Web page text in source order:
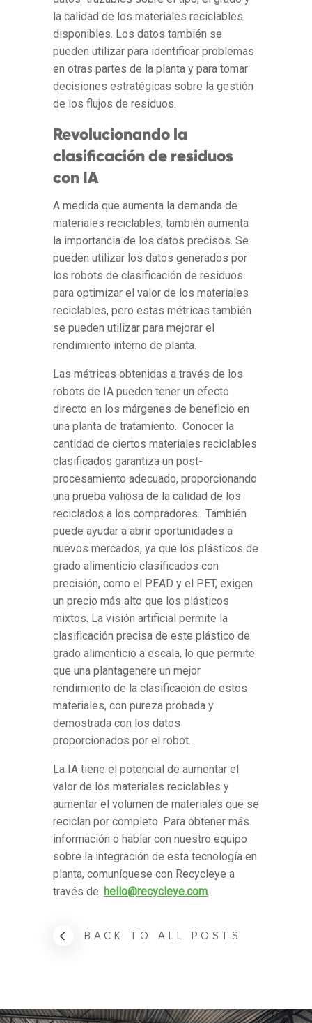
la calidad de los materiales reciclables
disponibles. Los datos también se
pueden utilizar para identificar problemas
en otras partes de la planta y para tomar
decisiones estratégicas sobre la gestión
de los flujos de residuos.
Revolucionando la
clasificación de residuos
con IA
A medida que aumenta la demanda de
materiales reciclables, también aumenta
la importancia de los datos precisos. Se
pueden utilizar los datos generados por
los robots de clasificación de residuos
para optimizar el valor de los materiales
reciclables, pero estas métricas también
se pueden utilizar para mejorar el
rendimiento interno de planta.
Las métricas obtenidas a través de los
robots de IA pueden tener un efecto
directo en los márgenes de beneficio en
una planta de tratamiento. Conocer la
cantidad de ciertos materiales reciclables
clasificados garantiza un post-
procesamiento adecuado, proporcionando
una prueba valiosa de la calidad de los
reciclados a los compradores. También
puede ayudar a abrir oportunidades a
nuevos mercados, ya que los plásticos de
grado alimenticio clasificados con
precisión, como el PEAD y el PET, exigen
un precio más alto que los plásticos
mixtos. La visión artificial permite la
clasificación precisa de este plástico de
grado alimenticio a escala, lo que permite
que una plantagenere un mejor
rendimiento de la clasificación de estos
materiales, con pureza probada y
demostrada con los datos
proporcionados por el robot.
La IA tiene el potencial de aumentar el
valor de los materiales reciclables y
aumentar el volumen de materiales que se
reciclan por completo. Para obtener más
información o hablar con nuestro equipo
sobre la integración de esta tecnología en
planta, comuníquese con Recycleye a
través de: hello@recycleye.com.
BACK TO ALL POSTS